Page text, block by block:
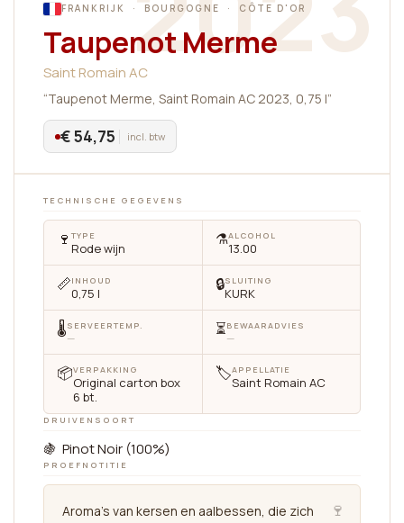
FRANKRIJK · BOURGOGNE · CÔTE D'OR
Taupenot Merme
Saint Romain AC
“Taupenot Merme, Saint Romain AC 2023, 0,75 l”
€ 54,75 incl. btw
TECHNISCHE GEGEVENS
🍷 TYPE
Rode wijn ⚗️ALCOHOL
13.00
📏INHOUD
0,75 l 🔒SLUITING
KURK
🌡SERVEERTEMP.
— ⏳BEWAARADVIES
—
📦VERPAKKING
Original carton box
6 bt.
🏷APPELLATIE
Saint Romain AC
DRUIVENSOORT
🍇 Pinot Noir (100%)
PROEFNOTITIE
🍷
Aroma’s van kersen en aalbessen, die zich